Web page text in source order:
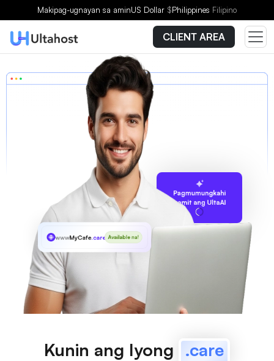
Makipag-ugnayan sa aminUS Dollar $Philippines Filipino
CLIENT AREA
Pagmumungkahi
gamit ang UltaAI
wwwMyCafe.care Available na!
Kunin ang Iyong .care